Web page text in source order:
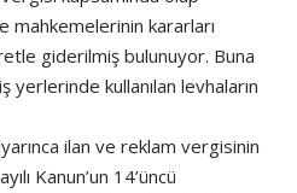
mahkemelerinin kararları
giderilmiş bulunuyor. Buna
yerlerinde kullanılan levhaların
ilan ve reklam vergisinin
Kanun’un 14’üncü